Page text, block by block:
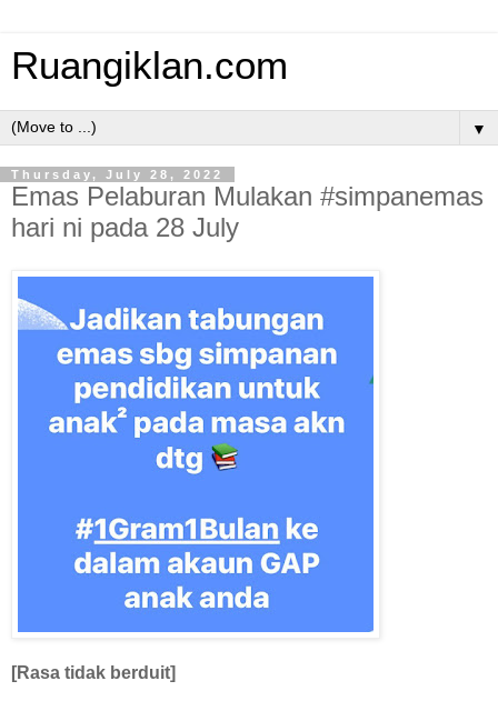
Ruangiklan.com
▼
Thursday, July 28, 2022
Emas Pelaburan Mulakan #simpanemas
hari ni pada 28 July
[Rasa tidak berduit]